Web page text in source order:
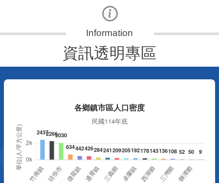
資訊透明專區